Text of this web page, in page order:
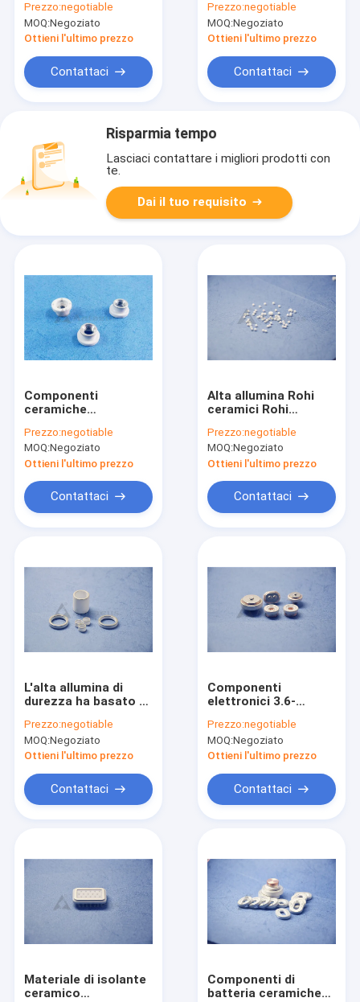
Prodotti
Video
Manifestazione di VR
dell'allumina di 99%
per il sensore
dell'ossigeno
Prezzo:negotiable
MOQ:Negoziato
Ottieni l'ultimo prezzo
Contattaci
macchina ceramiche
3.65-5.9g/Cm3
Prezzo:negotiable
MOQ:Negoziato
Ottieni l'ultimo prezzo
Contattaci
Risparmia tempo
Lasciaci contattare i migliori prodotti con
te.
Dai il tuo requisito
Componenti
ceramiche
dell'isolante
dell'allumina di
precisione per
elettronica
Prezzo:negotiable
MOQ:Negoziato
Ottieni l'ultimo prezzo
Contattaci
Alta allumina Rohi
ceramici Rohi
temperatura
3.9g/Cm3 della
batteria di durezza
Prezzo:negotiable
MOQ:Negoziato
Ottieni l'ultimo prezzo
Contattaci
L'alta allumina di
durezza ha basato gli
dell'isolamento della
ceramica
Prezzo:negotiable
MOQ:Negoziato
Ottieni l'ultimo prezzo
Contattaci
Componenti
elettronici 3.6-
dell'isolante
ceramico
dell'allumina del
dell'ossigeno
Prezzo:negotiable
MOQ:Negoziato
Ottieni l'ultimo prezzo
Contattaci
Materiale di isolante
ceramico
Componenti di
batteria ceramiche